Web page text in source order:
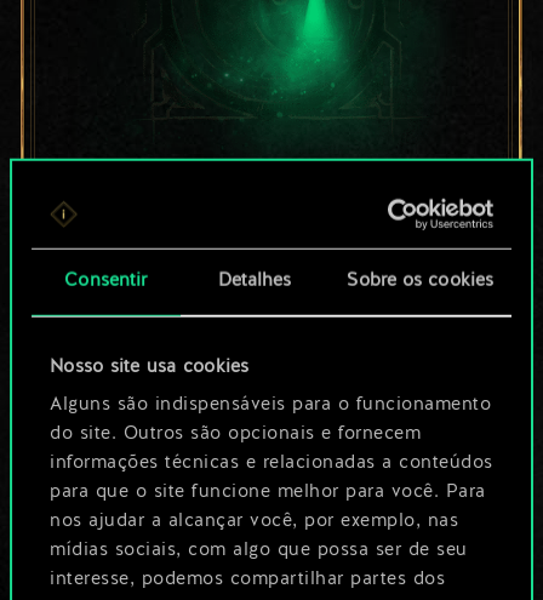
Consentir Detalhes Sobre os cookies
Nosso site usa cookies
Alguns são indispensáveis para o funcionamento
do site. Outros são opcionais e fornecem
informações técnicas e relacionadas a conteúdos
para que o site funcione melhor para você. Para
nos ajudar a alcançar você, por exemplo, nas
mídias sociais, com algo que possa ser de seu
interesse, podemos compartilhar partes dos
Por enquanto, isto é
apenas um conjunto
compartilhado.
No entanto, dá para
ser muito mais!
Dê um nome para este baralho e crie
um guia